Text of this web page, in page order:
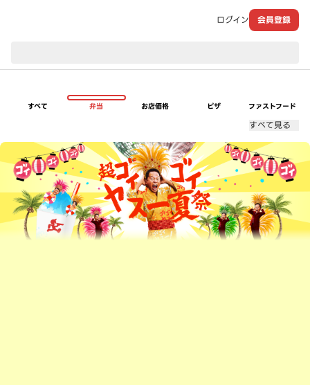
ログイン 会員登録
すべて 弁当 お店価格 ピザ ファストフード
すべて見る
超ゴイゴイヤスー夏祭